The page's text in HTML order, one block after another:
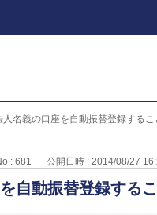
名義の口座を自動振替登録するこ
: 681 公開日時 : 2014/08/27
自動振替登録するこ